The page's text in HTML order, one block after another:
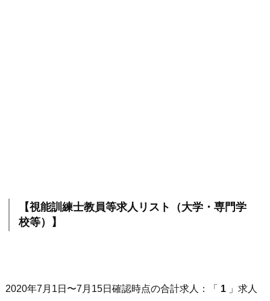
【視能訓練士教員等求人リスト（大学・専門学
校等）】
2020年7月1日〜7月15日確認時点の合計求人：「 1 」求人